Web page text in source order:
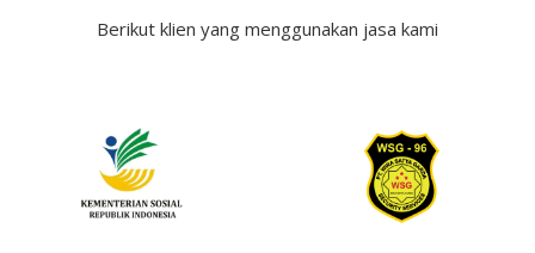
Berikut klien yang menggunakan jasa kami